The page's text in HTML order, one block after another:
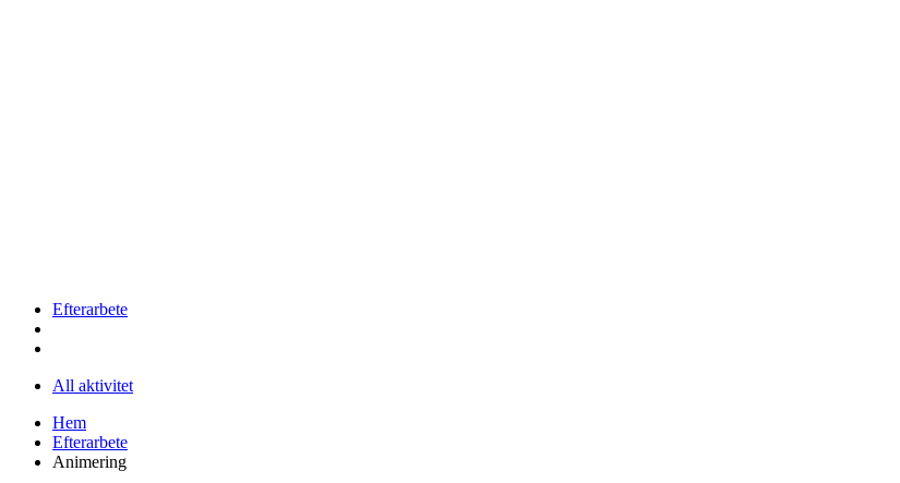
Efterarbete
All aktivitet
Hem
Efterarbete
Animering